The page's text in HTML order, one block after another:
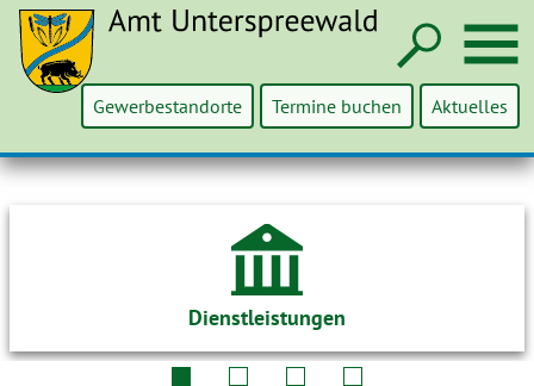
Gewerbestandorte Termine buchen Aktuelles
Dienstleistungen